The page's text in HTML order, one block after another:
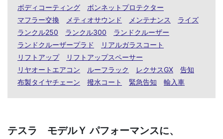
ボディコーティング
ボンネットプロテクター
マフラー交換
メティオサウンド メンテナンス
ライズ
ランクル250
ランクル300
ランドクルーザー
ランドクルーザープラド
リアルガラスコート
リフトアップ
リフトアップスペーサー
リヤオートエアコン
ルーフラック レクサスGX
告知
布製タイヤチェーン
撥水コート 緊急告知 輸入車
テスラ モデルＹ パフォーマンスに、